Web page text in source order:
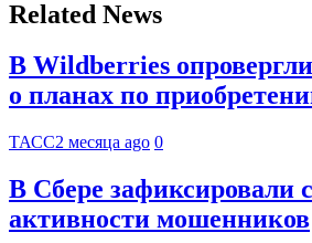
Related News
В Wildberries
о планах по
ТАСС2 месяца ago 0
В Сбере зафиксировали
активности мошенников